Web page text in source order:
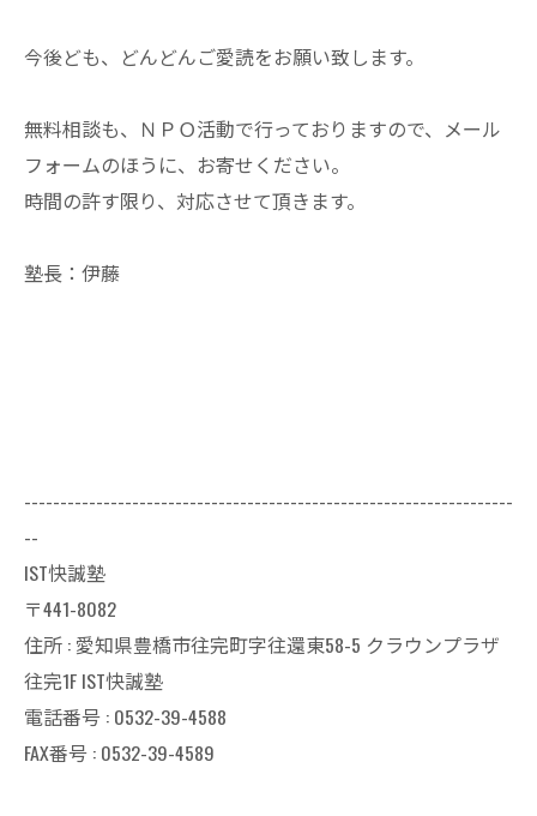
今後ども、どんどんご愛読をお願い致します。
無料相談も、ＮＰＯ活動で行っておりますので、メール
フォームのほうに、お寄せください。
時間の許す限り、対応させて頂きます。
塾長：伊藤
--------------------------------------------------------------------
--
IST快誠塾
〒441-8082
住所 : 愛知県豊橋市往完町字往還東58-5 クラウンプラザ
往完1F IST快誠塾
電話番号 : 0532-39-4588
FAX番号 : 0532-39-4589